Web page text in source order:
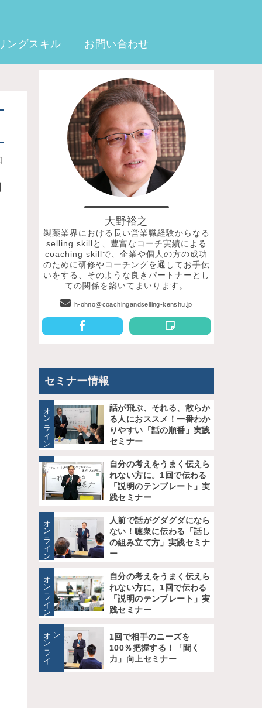
ングスキル お問い合わせ
大野裕之
製薬業界における長い営業職経験からなる
selling skillと、豊富なコーチ実績による
coaching skillで、企業や個人の方の成功
のために研修やコーチングを通してお手伝
いをする、そのような良きパートナーとし
ての関係を築いてまいります。
h-ohno@coachingandselling-kenshu.jp
セミナー情報
オンライン
話が飛ぶ、それる、散らか
る人におススメ！一番わか
りやすい「話の順番」実践
セミナー
自分の考えをうまく伝えら
れない方に。1回で伝わる
「説明のテンプレート」実
践セミナー
オンライン
人前で話がグダグダになら
ない！聴衆に伝わる「話し
の組み立て方」実践セミナ
ー
オンライン
自分の考えをうまく伝えら
れない方に。1回で伝わる
「説明のテンプレート」実
践セミナー
オ
ン
ラ
イ ン
1回で相手のニーズを
100％把握する！「聞く
力」向上セミナー